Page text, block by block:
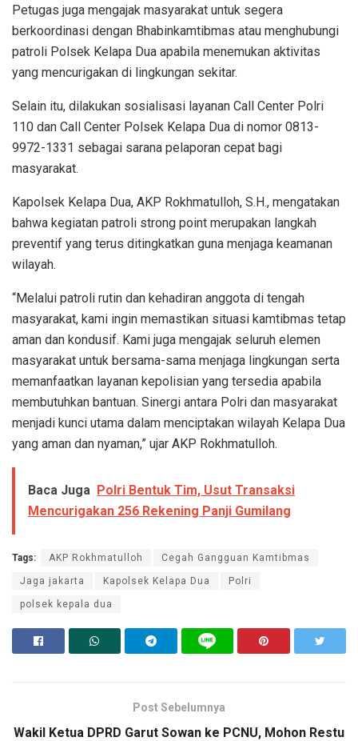
Petugas juga mengajak masyarakat untuk segera
berkoordinasi dengan Bhabinkamtibmas atau menghubungi
patroli Polsek Kelapa Dua apabila menemukan aktivitas
yang mencurigakan di lingkungan sekitar.
Selain itu, dilakukan sosialisasi layanan Call Center Polri
110 dan Call Center Polsek Kelapa Dua di nomor 0813-
9972-1331 sebagai sarana pelaporan cepat bagi
masyarakat.
Kapolsek Kelapa Dua, AKP Rokhmatulloh, S.H., mengatakan
bahwa kegiatan patroli strong point merupakan langkah
preventif yang terus ditingkatkan guna menjaga keamanan
wilayah.
“Melalui patroli rutin dan kehadiran anggota di tengah
masyarakat, kami ingin memastikan situasi kamtibmas tetap
aman dan kondusif. Kami juga mengajak seluruh elemen
masyarakat untuk bersama-sama menjaga lingkungan serta
memanfaatkan layanan kepolisian yang tersedia apabila
membutuhkan bantuan. Sinergi antara Polri dan masyarakat
menjadi kunci utama dalam menciptakan wilayah Kelapa Dua
yang aman dan nyaman,” ujar AKP Rokhmatulloh.
Baca Juga Polri Bentuk Tim, Usut Transaksi
Mencurigakan 256 Rekening Panji Gumilang
Tags: AKP Rokhmatulloh Cegah Gangguan Kamtibmas
Jaga jakarta Kapolsek Kelapa Dua Polri
polsek kepala dua
Post Sebelumnya
Wakil Ketua DPRD Garut Sowan ke PCNU, Mohon Restu